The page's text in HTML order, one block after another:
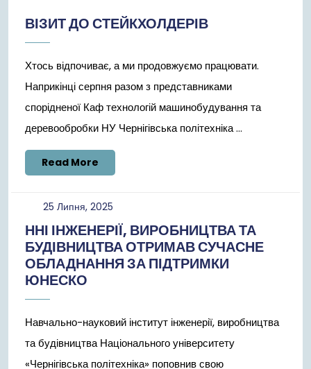
ВІЗИТ ДО СТЕЙКХОЛДЕРІВ
Хтось відпочиває, а ми продовжуємо працювати.
Наприкінці серпня разом з представниками
спорідненої Каф технологій машинобудування та
деревообробки НУ Чернігівська політехніка ...
Read More
More
25 Липня, 202525
2025
ННІ ІНЖЕНЕРІЇ, ВИРОБНИЦТВА ТА
БУДІВНИЦТВА ОТРИМАВ СУЧАСНЕ
ОБЛАДНАННЯ ЗА ПІДТРИМКИ
ЮНЕСКО
Навчально-науковий інститут інженерії, виробництва
та будівництва Національного університету
«Чернігівська політехніка» поповнив свою